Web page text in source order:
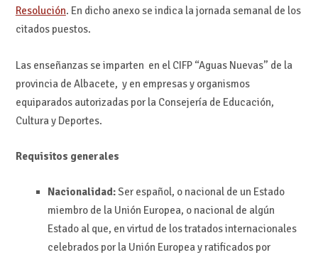
Resolución. En dicho anexo se indica la jornada semanal de los
citados puestos.
Las enseñanzas se imparten en el CIFP “Aguas Nuevas” de la
provincia de Albacete, y en empresas y organismos
equiparados autorizadas por la Consejería de Educación,
Cultura y Deportes.
Requisitos generales
Nacionalidad:Ser español, o nacional de un Estado
miembro de la Unión Europea, o nacional de algún
Estado al que, en virtud de los tratados internacionales
celebrados por la Unión Europea y ratificados por